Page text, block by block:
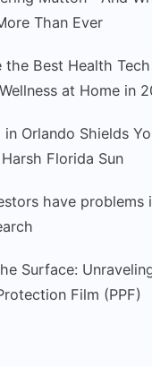
Than Ever
the Best Health
at Home in
in Orlando Shields
Florida Sun
have problems
Surface:
Film (PPF)